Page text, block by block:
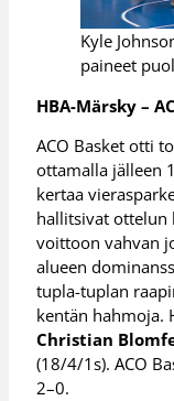
Kyle
paineet
HBA-Märsky –
ACO Basket otti
ottamalla jälleen
kertaa
hallitsivat ottelun
voittoon vahvan
alueen
tupla-tuplan
kentän hahmoja.
Christian
(18/4/1s). ACO
2–0.